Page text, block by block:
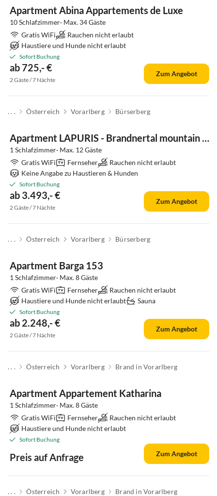
Apartment Abina Appartements de Luxe
10 Schlafzimmer· Max. 34 Gäste
Gratis WiFi
Rauchen nicht erlaubt
Haustiere und Hunde nicht erlaubt
Sofort Buchung
ab 725,- €
2 Gäste / 7 Nächte
Zum Angebot
. . . Österreich Vorarlberg Bürserberg
Apartment LAPURIS - Brandnertal mountain retreat
1 Schlafzimmer· Max. 12 Gäste
Gratis WiFi
Fernseher
Rauchen nicht erlaubt
Keine Angabe zu Haustieren & Hunden
Sofort Buchung
ab 3.493,- €
2 Gäste / 7 Nächte
Zum Angebot
. . . Österreich Vorarlberg Bürserberg
Apartment Barga 153
1 Schlafzimmer· Max. 8 Gäste
Gratis WiFi
Fernseher
Rauchen nicht erlaubt
Haustiere und Hunde nicht erlaubt
Sauna
Sofort Buchung
ab 2.248,- €
2 Gäste / 7 Nächte
Zum Angebot
. . . Österreich Vorarlberg Brand in Vorarlberg
Apartment Appartement Katharina
1 Schlafzimmer· Max. 8 Gäste
Gratis WiFi
Fernseher
Rauchen nicht erlaubt
Haustiere und Hunde nicht erlaubt
Sofort Buchung
Preis auf Anfrage Zum Angebot
. . . Österreich Vorarlberg Brand in Vorarlberg